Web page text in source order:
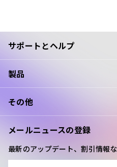
サポートとヘルプ
製品
その他
メールニュースの登録
最新のアップデート、割引情報